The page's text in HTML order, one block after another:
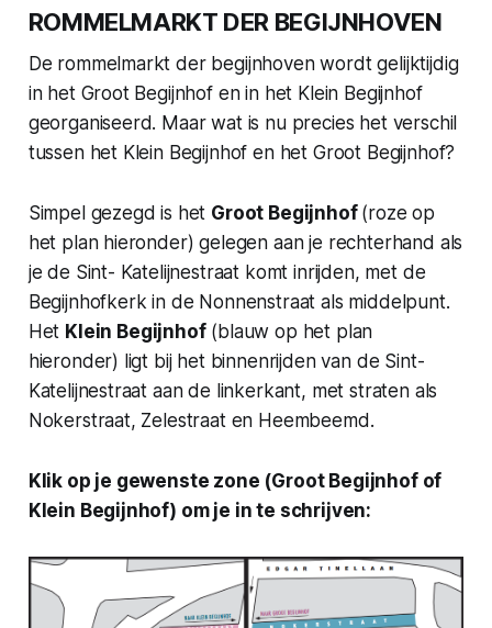
ROMMELMARKT DER BEGIJNHOVEN
De rommelmarkt der begijnhoven wordt gelijktijdig
in het Groot Begijnhof en in het Klein Begijnhof
georganiseerd. Maar wat is nu precies het verschil
tussen het Klein Begijnhof en het Groot Begijnhof?
Simpel gezegd is het Groot Begijnhof (roze op
het plan hieronder) gelegen aan je rechterhand als
je de Sint- Katelijnestraat komt inrijden, met de
Begijnhofkerk in de Nonnenstraat als middelpunt.
Het Klein Begijnhof(blauw op het plan
hieronder) ligt bij het binnenrijden van de Sint-
Katelijnestraat aan de linkerkant, met straten als
Nokerstraat, Zelestraat en Heembeemd.
Klik op je gewenste zone (Groot Begijnhof of
Klein Begijnhof) om je in te schrijven: